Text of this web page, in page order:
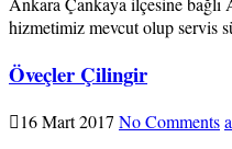
hizmetimiz mevcut olup servis
Öveçler Çilingir
16 Mart 2017 No Comments